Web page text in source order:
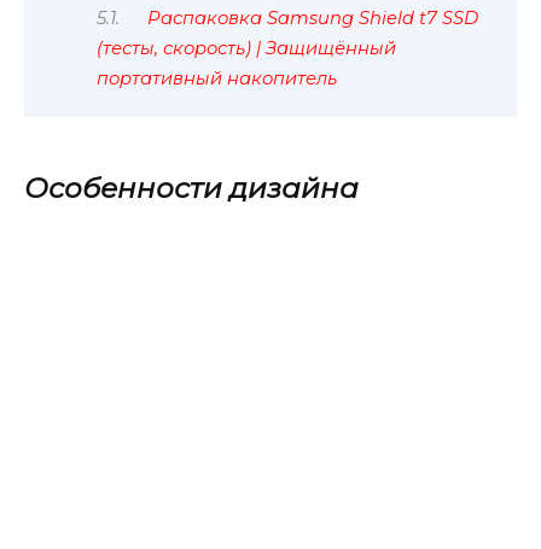
Распаковка Samsung Shield t7 SSD
(тесты, скорость) | Защищённый
портативный накопитель
Особенности дизайна